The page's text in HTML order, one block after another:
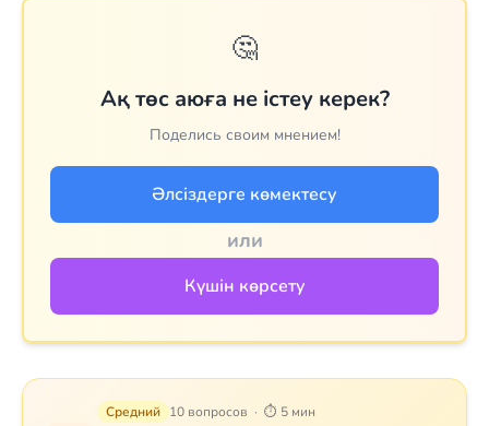
🤔
Ақ төс аюға не істеу керек?
Поделись своим мнением!
Әлсіздерге көмектесу
или
Күшін көрсету
Средний 10 вопросов · ⏱ 5 мин